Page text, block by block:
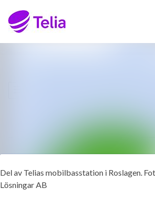
Kontakt
Del av Telias mobilbasstation i Roslagen.
Lösningar AB